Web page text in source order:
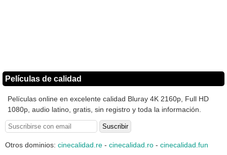
Películas de calidad
Películas online en excelente calidad Bluray 4K 2160p, Full HD
1080p, audio latino, gratis, sin registro y toda la información.
Otros dominios: cinecalidad.re - cinecalidad.ro - cinecalidad.fun